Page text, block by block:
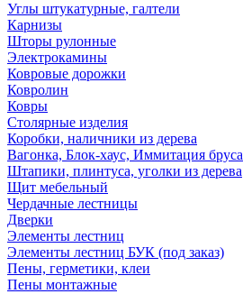
Углы штукатурные, галтели
Карнизы
Шторы рулонные
Электрокамины
Ковровые дорожки
Ковролин
Ковры
Столярные изделия
Коробки, наличники из дерева
Вагонка, Блок-хаус, Иммитация бруса
Штапики, плинтуса, уголки из дерева
Щит мебельный
Чердачные лестницы
Дверки
Элементы лестниц
Элементы лестниц БУК (под заказ)
Пены, герметики, клеи
Пены монтажные